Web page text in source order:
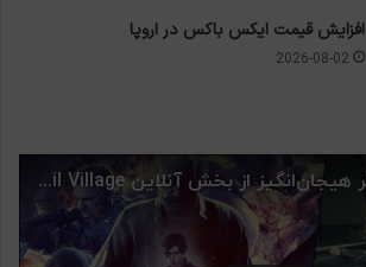
افزایش قیمت ایکس باکس در اروپا
2026-08-02